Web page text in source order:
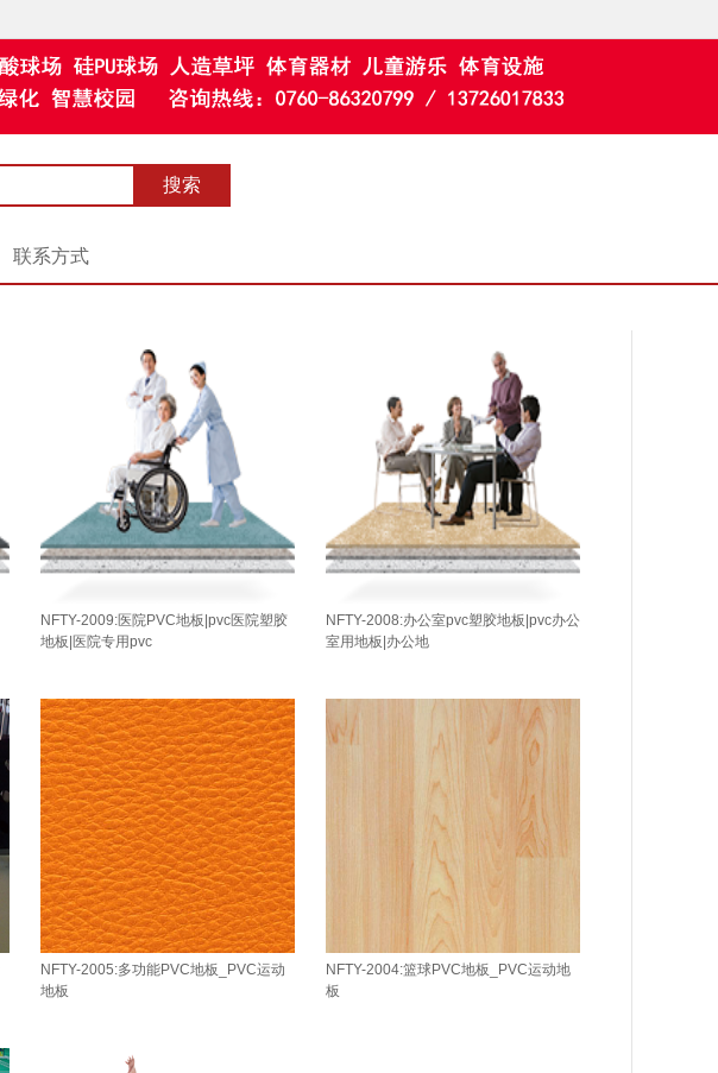
联系方式
NFTY-2009:医院PVC地板|pvc医院塑胶
地板|医院专用pvc
NFTY-2008:办公室pvc塑胶地板|pvc办公
室用地板|办公地
NFTY-2005:多功能PVC地板_PVC运动
地板
NFTY-2004:篮球PVC地板_PVC运动地
板